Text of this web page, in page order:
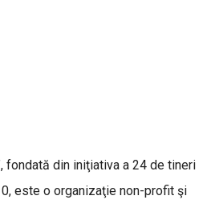
fondată din iniţiativa a 24 de tineri
este o organizaţie non-profit şi